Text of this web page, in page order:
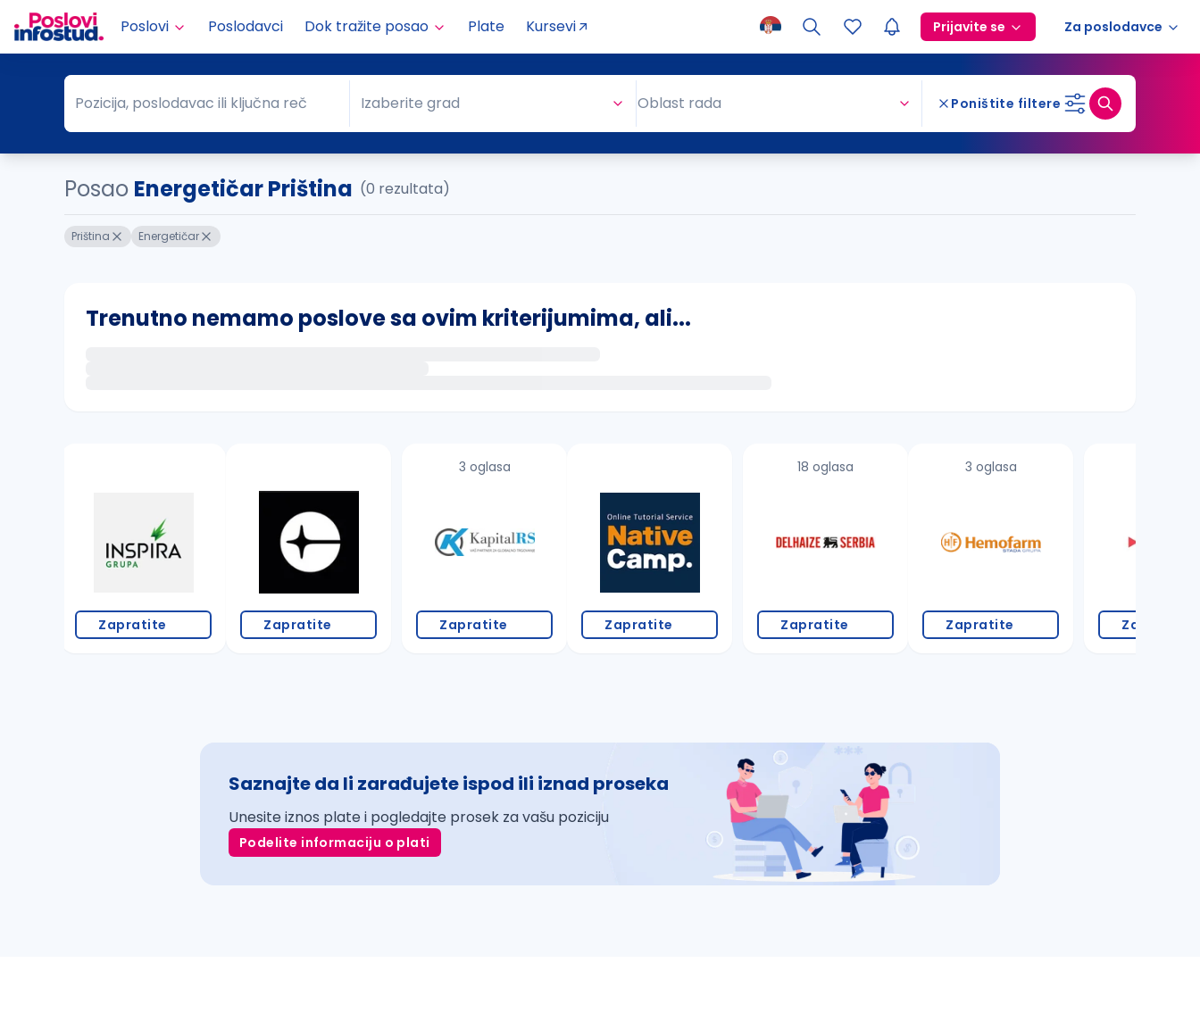
Poslovi Poslodavci Dok tražite posao Plate Kursevi Prijavite se Za poslodavce
Pozicija, poslodavac ili ključna reč
Pozicija, poslodavac ili ključna reč Grad
Izaberite grad Oblast rada Poništite filtere
Posao Energetičar Priština (0 rezultata)
Priština Energetičar
Trenutno nemamo poslove sa ovim kriterijumima, ali...
proverite pravopisne greške (koristite č, ć, š, đ, ž, dž)
povećajte radijus za odabrani grad
Zapratite Zapratite
3 oglasa
Zapratite Zapratite
18 oglasa
Zapratite
3 oglasa
Zapratite Zapratite
Saznajte da li zarađujete ispod ili iznad proseka
Unesite iznos plate i pogledajte prosek za vašu poziciju
Podelite informaciju o plati